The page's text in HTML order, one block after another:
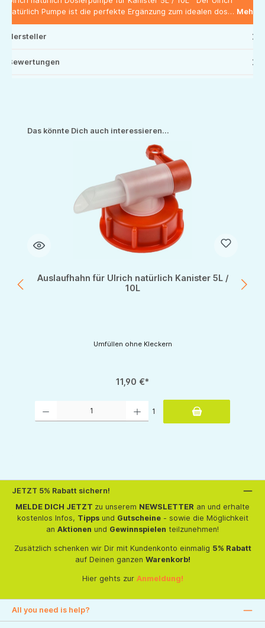
natürlich Pumpe ist die perfekte Ergänzung zum idealen dos… Mehr
Hersteller
Bewertungen
Produktgalerie überspringen
Das könnte Dich auch interessieren...
um die Anzahl zu erhöhen oder zu reduzieren.
Auslaufhahn für Ulrich natürlich Kanister 5L /
10L
Umfüllen ohne Kleckern
11,90 €*
1
JETZT 5% Rabatt sichern!
MELDE DICH JETZT zu unserem NEWSLETTER an und erhalte
kostenlos Infos, Tippsund Gutscheine- sowie die Möglichkeit
an Aktionen und Gewinnspielen teilzunehmen!
Zusätzlich schenken wir Dir mit Kundenkonto einmalig 5% Rabatt
auf Deinen ganzen Warenkorb!
Hier gehts zur Anmeldung!
All you need is help?